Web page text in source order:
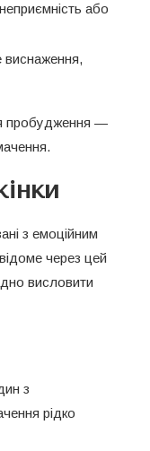
або
пробудження —
з емоційним
через цей
висловити
з
рідко